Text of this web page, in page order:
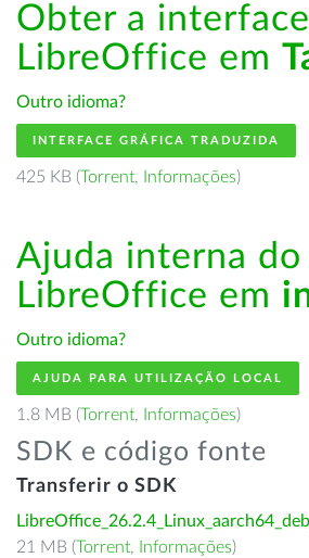
Obter a
LibreOffice em
Outro idioma?
INTERFACE GRÁFICA TRADUZIDA
425 KB (Torrent, Informações)
Ajuda interna do
LibreOffice em
Outro idioma?
AJUDA PARA UTILIZAÇÃO LOCAL
1.8 MB (Torrent, Informações)
SDK e código fonte
Transferir o SDK
21 MB (Torrent, Informações)